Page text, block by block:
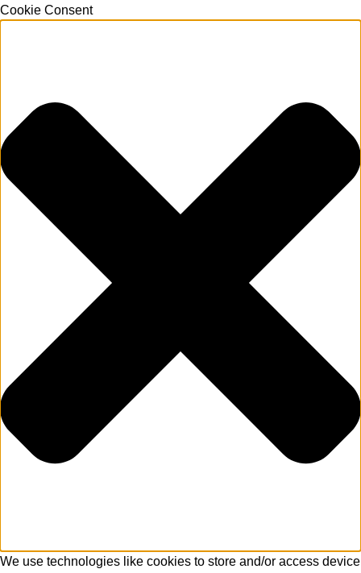
Cookie Consent
We use technologies like cookies to store and/or access device